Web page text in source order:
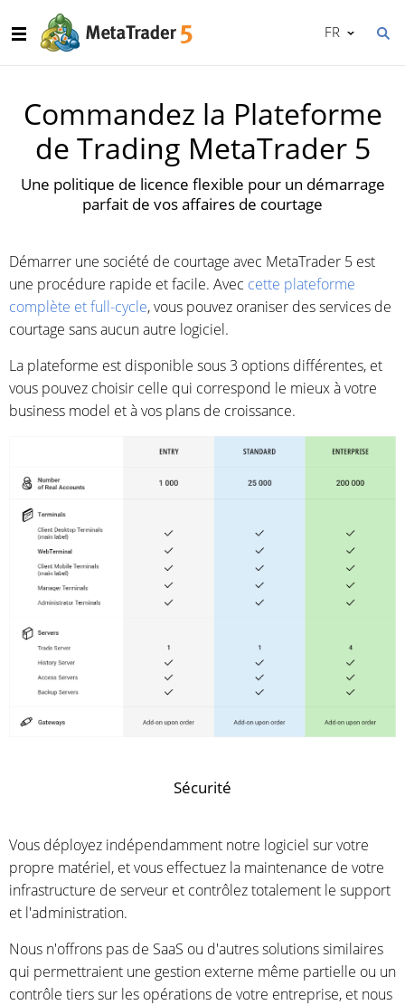
FR
Commandez la Plateforme
de Trading MetaTrader 5
Une politique de licence flexible pour un démarrage
parfait de vos affaires de courtage
Démarrer une société de courtage avec MetaTrader 5 est
une procédure rapide et facile. Avec cette plateforme
complète et full-cycle, vous pouvez oraniser des services de
courtage sans aucun autre logiciel.
La plateforme est disponible sous 3 options différentes, et
vous pouvez choisir celle qui correspond le mieux à votre
business model et à vos plans de croissance.
Sécurité
Vous déployez indépendamment notre logiciel sur votre
propre matériel, et vous effectuez la maintenance de votre
infrastructure de serveur et contrôlez totalement le support
et l'administration.
Nous n'offrons pas de SaaS ou d'autres solutions similaires
qui permettraient une gestion externe même partielle ou un
contrôle tiers sur les opérations de votre entreprise, et nous